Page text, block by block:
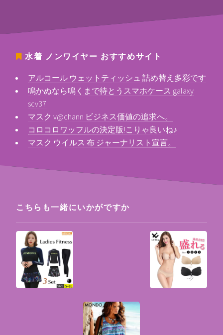
水着 ノンワイヤー おすすめサイト
アルコール ウェットティッシュ 詰め替え多彩です
鳴かぬなら鳴くまで待とうスマホケース galaxy
scv37
マスク v@chann ビジネス価値の追求へ。
コロコロワッフルの決定版!こりゃ良いね♪
マスク ウイルス 布 ジャーナリスト宣言。
こちらも一緒にいかがですか